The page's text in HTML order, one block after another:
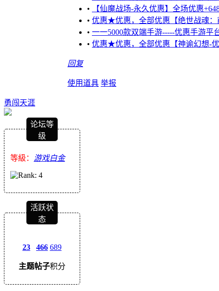
•
【仙魔战场-永久优惠】全场优惠
• 优惠★优惠，全部优惠【绝世战魂
• 一一5000款双端手游-----优惠手游
• 优惠★优惠，全部优惠【神谕幻想-
回复
使用道具 举报
勇闯天涯
论坛等
级
等級： 游戏白金
活跃状
态
23
主题
466
帖子
689
积分